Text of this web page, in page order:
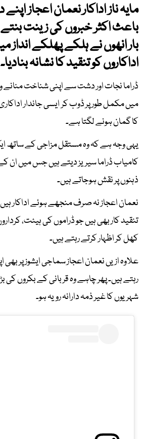
مایہ ناز اداکار نعمان اعجاز
باعث اکثر خبروں کی زینت بنتے
اداکاروں کو تنقید کا نشانہ بنادیا۔
ڈراما نجات اور دشت سے اپنی شناخت منانے
میں مکمل طور پر ڈوب کر ایسی جاندار
کا گمان ہونے لگتا ہے۔
یہی وجہ ہے کہ وہ مستقل مزاجی کے ساتھ
کامیاب ڈراما سیریز دیتے ہیں جس میں ان
ذہنوں پر نقش ہوجاتے ہیں۔
نعمان اعجاز نہ صرف منجھے ہوئے اداکار
تنقید کار بھی ہیں جو ڈراموں کی ہیئت،
کھل کر اظہار کرتے رہتے ہیں۔
علاوہ ازیں نعمان اعجاز سماجی ایشوز پر
رہتے ہیں۔ پھر چاہے وہ قربانی کے بکروں کی
شہریوں کا غیر ذمہ دارانہ رویہ ہو۔